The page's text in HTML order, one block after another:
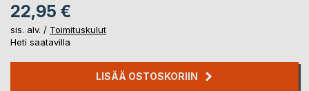
22,95 €
sis. alv. / Toimituskulut
Heti saatavilla
LISÄÄ OSTOSKORIIN